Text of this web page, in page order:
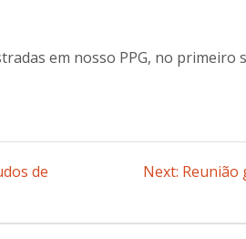
em nosso PPG, no primeiro
de
Next: Next
Reunião